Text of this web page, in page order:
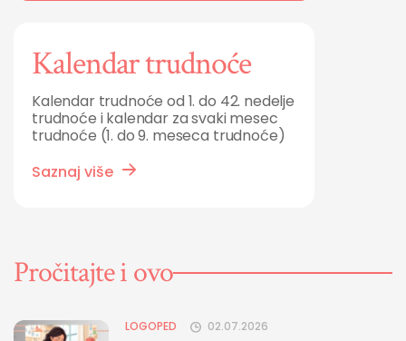
Kalendar trudnoće
Kalendar trudnoće od 1. do 42. nedelje
trudnoće i kalendar za svaki mesec
trudnoće (1. do 9. meseca trudnoće)
Saznaj više
Pročitajte i ovo
LOGOPED 02.07.2026